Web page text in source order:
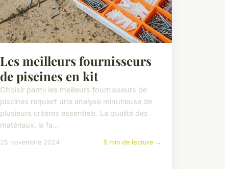
Les meilleurs fournisseurs
de piscines en kit
Choisir parmi les meilleurs fournisseurs de
piscines requiert une analyse minutieuse de
plusieurs critères essentiels. La qualité des
matériaux, la fa...
25 novembre 2024 5 min de lecture →